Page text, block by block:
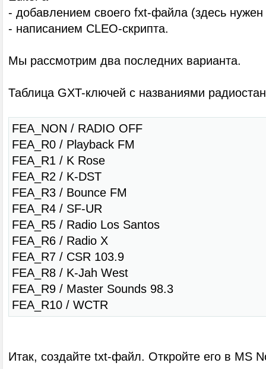
- добавлением своего fxt-файла (здесь
- написанием CLEO-скрипта.
Мы рассмотрим два последних варианта.
Таблица GXT-ключей с названиями
FEA_NON / RADIO OFF
FEA_R0 / Playback FM
FEA_R1 / K Rose
FEA_R2 / K-DST
FEA_R3 / Bounce FM
FEA_R4 / SF-UR
FEA_R5 / Radio Los Santos
FEA_R6 / Radio X
FEA_R7 / CSR 103.9
FEA_R8 / K-Jah West
FEA_R9 / Master Sounds 98.3
FEA_R10 / WCTR
Итак, создайте txt-файл. Откройте его в MS